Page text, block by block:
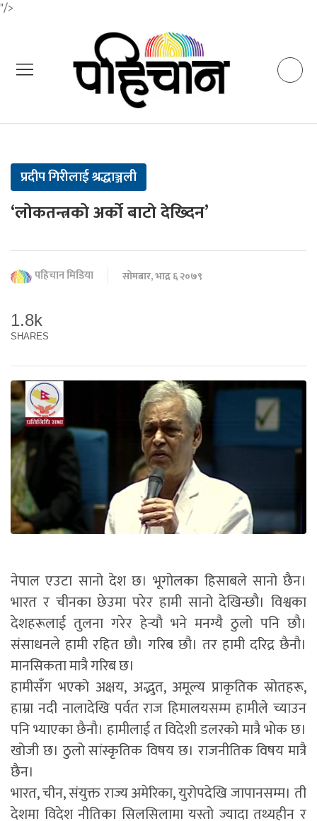
"/>
प्रदीप गिरीलाई श्रद्धाञ्जली
‘लोकतन्त्रको अर्को बाटो देख्दिन’
पहिचान मिडिया सोमबार, भाद्र ६ २०७९
1.8k
SHARES
नेपाल एउटा सानो देश छ। भूगोलका हिसाबले सानो छैन।
भारत र चीनका छेउमा परेर हामी सानो देखिन्छौ। विश्वका
देशहरूलाई तुलना गरेर हेर्‍यौ भने मनग्यै ठुलो पनि छौ।
संसाधनले हामी रहित छौ। गरिब छौ। तर हामी दरिद्र छैनौ।
मानसिकता मात्रै गरिब छ।
हामीसँग भएको अक्षय, अद्भुत, अमूल्य प्राकृतिक स्रोतहरू,
हाम्रा नदी नालादेखि पर्वत राज हिमालयसम्म हामीले च्याउन
पनि भ्याएका छैनौ। हामीलाई त विदेशी डलरको मात्रै भोक छ।
खोजी छ। ठुलो सांस्कृतिक विषय छ। राजनीतिक विषय मात्रै
छैन।
भारत, चीन, संयुक्त राज्य अमेरिका, युरोपदेखि जापानसम्म। ती
देशमा विदेश नीतिका सिलसिलामा यस्तो ज्यादा तथ्यहीन र